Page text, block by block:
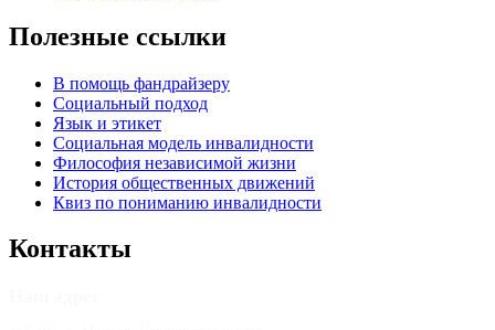
Полезные ссылки
В помощь фандрайзеру
Социальный подход
Язык и этикет
Социальная модель инвалидности
Философия независимой жизни
История общественных движений
Квиз по пониманию инвалидности
Контакты